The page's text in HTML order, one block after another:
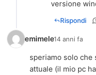
versione
Rispondi
emimele14 anni fa
speriamo solo che
attuale (il mio pc